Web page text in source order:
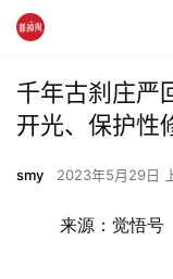
千年古刹庄严
开光、保护性
smy 2023年5月29日
来源：觉悟号